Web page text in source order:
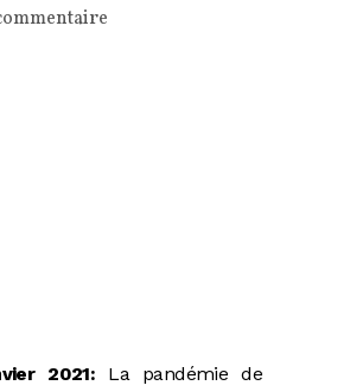
2021: La pandémie de